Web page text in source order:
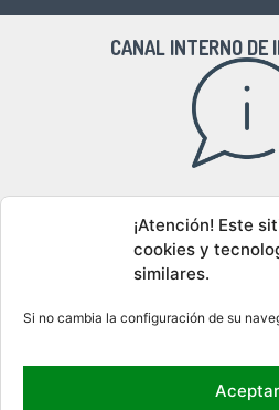
¡Atención! Este
cookies y
similares.
Si no cambia la configuración de su
Aceptar
CANAL INTERNO DE
DÓNDE